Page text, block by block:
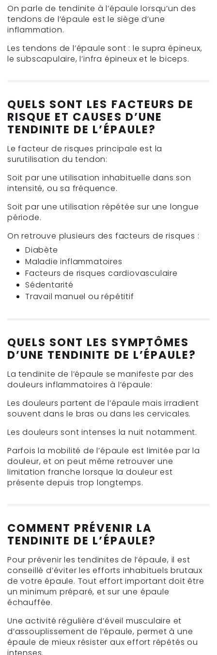
On parle de tendinite à l’épaule lorsqu’un des
tendons de l’épaule est le siège d’une
inflammation.
Les tendons de l’épaule sont : le supra épineux,
le subscapulaire, l’infra épineux et le biceps.
QUELS SONT LES FACTEURS DE
RISQUE ET CAUSES D’UNE
TENDINITE DE L’ÉPAULE?
Le facteur de risques principale est la
surutilisation du tendon:
Soit par une utilisation inhabituelle dans son
intensité, ou sa fréquence.
Soit par une utilisation répétée sur une longue
période.
On retrouve plusieurs des facteurs de risques :
Diabète
Maladie inflammatoires
Facteurs de risques cardiovasculaire
Sédentarité
Travail manuel ou répétitif
QUELS SONT LES SYMPTÔMES
D’UNE TENDINITE DE L’ÉPAULE?
La tendinite de l’épaule se manifeste par des
douleurs inflammatoires à l’épaule:
Les douleurs partent de l’épaule mais irradient
souvent dans le bras ou dans les cervicales.
Les douleurs sont intenses la nuit notamment.
Parfois la mobilité de l’épaule est limitée par la
douleur, et on peut même retrouver une
limitation franche lorsque la douleur est
présente depuis trop longtemps.
COMMENT PRÉVENIR LA
TENDINITE DE L’ÉPAULE?
Pour prévenir les tendinites de l’épaule, il est
conseillé d’éviter les efforts inhabituels brutaux
de votre épaule. Tout effort important doit être
un minimum préparé, et sur une épaule
échauffée.
Une activité régulière d’éveil musculaire et
d’assouplissement de l’épaule, permet à une
épaule de mieux résister aux effort répétés ou
intenses.